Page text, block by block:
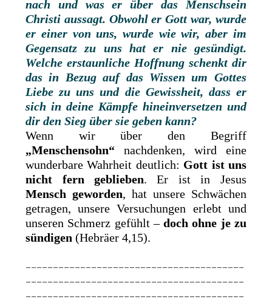
nach und was er über das Menschsein
Christi aussagt. Obwohl er Gott war, wurde
er einer von uns, wurde wie wir, aber im
Gegensatz zu uns hat er nie gesündigt.
Welche erstaunliche Hoffnung schenkt dir
das in Bezug auf das Wissen um Gottes
Liebe zu uns und die Gewissheit, dass er
sich in deine Kämpfe hineinversetzen und
dir den Sieg über sie geben kann?
Wenn wir über den Begriff
„Menschensohn“ nachdenken, wird eine
wunderbare Wahrheit deutlich: Gott ist uns
nicht fern geblieben. Er ist in Jesus
Mensch geworden, hat unsere Schwächen
getragen, unsere Versuchungen erlebt und
unseren Schmerz gefühlt –doch ohne je zu
sündigen (Hebräer 4,15).